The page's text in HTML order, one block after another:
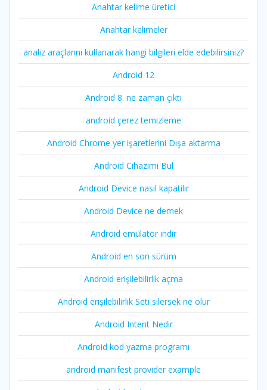
Anahtar kelime üretici
Anahtar kelimeler
analiz araçlarını kullanarak hangi bilgileri elde edebilirsiniz?
Android 12
Android 8. ne zaman çıktı
android çerez temizleme
Android Chrome yer işaretlerini Dışa aktarma
Android Cihazımı Bul
Android Device nasıl kapatilir
Android Device ne demek
Android emülatör indir
Android en son sürüm
Android erişilebilirlik açma
Android erişilebilirlik Seti silersek ne olur
Android Intent Nedir
Android kod yazma programı
android manifest provider example